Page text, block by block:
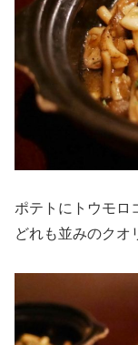
ポテトにトウモロ
どれも並みのクオ